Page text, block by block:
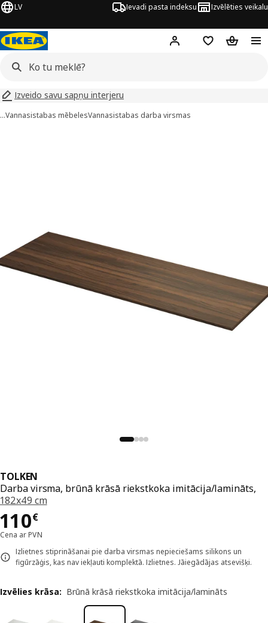
LV Ievadi pasta indeksu Izvēlēties veikalu
Hej! Pierakstīties
PirkumuPirkumu
Izveido savu sapņu interjeru
…Vannasistabas mēbelesVannasistabas darba virsmas
TOLKEN
Darba virsma, brūnā krāsā riekstkoka imitācija/lamināts,
182x49 cm
110€
Cena 110€
Cena ar PVN
Izlietnes stiprināšanai pie darba virsmas nepieciešams silikons un
figūrzāģis, kas nav iekļauti komplektā. Izlietnes. Jāiegādājas atsevišķi.
Izvēlies krāsa: Brūnā krāsā riekstkoka imitācija/lamināts